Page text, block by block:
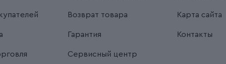
Возврат товара
Гарантия
Сервисный центр
Карта сайта
Контакты